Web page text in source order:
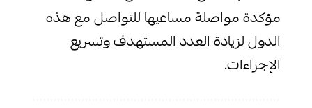
مؤكدة مواصلة مساعيها للتواصل مع هذه
الدول لزيادة العدد المستهدف وتسريع
الإجراءات.